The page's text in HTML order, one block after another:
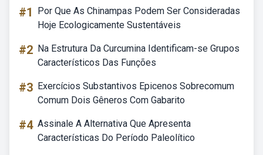
#1
Por Que As Chinampas Podem Ser Consideradas
Hoje Ecologicamente Sustentáveis
#2 Na Estrutura Da Curcumina Identificam-se Grupos
Característicos Das Funções
#3 Exercícios Substantivos Epicenos Sobrecomum
Comum Dois Gêneros Com Gabarito
#4 Assinale A Alternativa Que Apresenta
Características Do Período Paleolítico